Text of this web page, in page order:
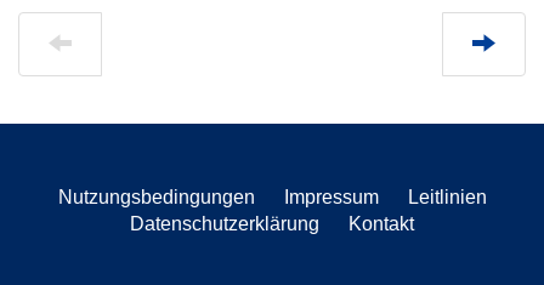
Nutzungsbedingungen Impressum
Leitlinien
Datenschutzerklärung
Kontakt